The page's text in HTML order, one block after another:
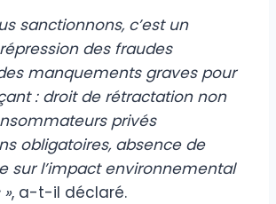
sanctionnons, c’est un
des fraudes
manquements graves pour
: droit de rétractation non
privés
obligatoires, absence de
sur l’impact environnemental
, a-t-il déclaré.